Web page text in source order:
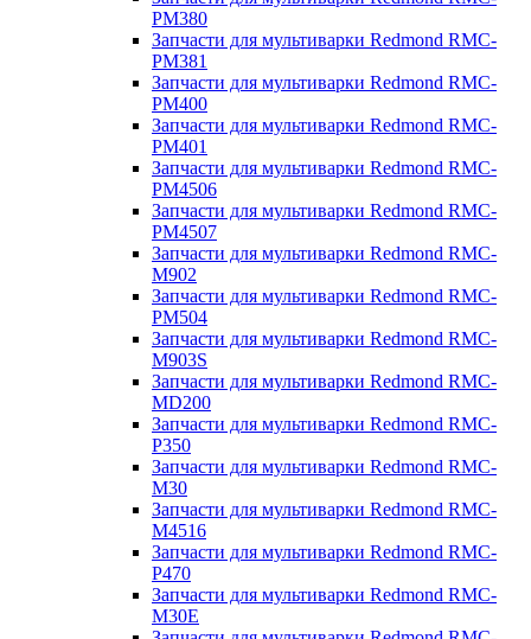
PM380
Запчасти для мультиварки Redmond RMC-
PM381
Запчасти для мультиварки Redmond RMC-
PM400
Запчасти для мультиварки Redmond RMC-
PM401
Запчасти для мультиварки Redmond RMC-
PM4506
Запчасти для мультиварки Redmond RMC-
PM4507
Запчасти для мультиварки Redmond RMC-
M902
Запчасти для мультиварки Redmond RMC-
PM504
Запчасти для мультиварки Redmond RMC-
M903S
Запчасти для мультиварки Redmond RMC-
MD200
Запчасти для мультиварки Redmond RMC-
P350
Запчасти для мультиварки Redmond RMC-
M30
Запчасти для мультиварки Redmond RMC-
M4516
Запчасти для мультиварки Redmond RMC-
P470
Запчасти для мультиварки Redmond RMC-
M30E